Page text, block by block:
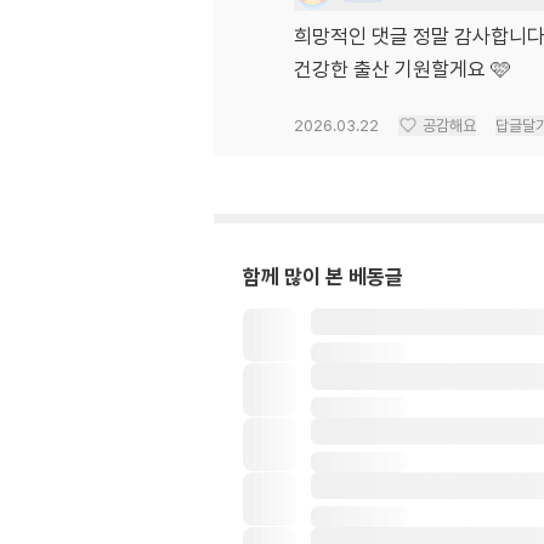
희망적인 댓글 정말 감사합니다
건강한 출산 기원할게요 🩷
2026.03.22 공감해요 답글달
함께 많이 본 베동글